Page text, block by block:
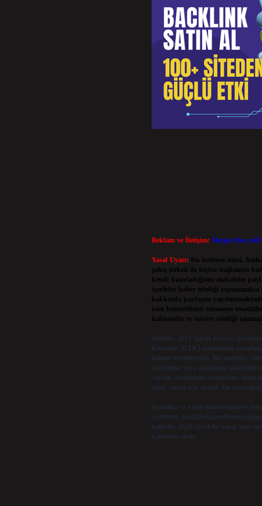
Reklam ve İletişim: Skype:
Yasal Uyarı:
Bu internet sitesi,
şahıs şirketi ile hiçbir bağlantısı
kendi hazırladığımız makaleler
içerikler haber niteliği
hakkında paylaşım
isim benzerlikleri tamamen
halindedir ve tavsiye niteliği
Sitemiz, 5651 Sayılı Kanun
Kurumu (BTK) tarafından
hizmet vermektedir. Bu nedenle,
denetleme veya araştırma
Ancak, üyelerimiz yazdıkları
olup, siteye üye olarak bu
Hukuka ve yasal düzenlemelere
içerikleri,
halinde, ilgili içerikler yasal süre
kaldırılacaktır.